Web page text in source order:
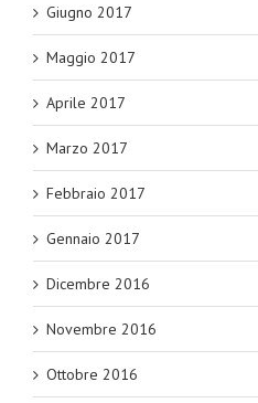
Giugno 2017
Maggio 2017
Aprile 2017
Marzo 2017
Febbraio 2017
Gennaio 2017
Dicembre 2016
Novembre 2016
Ottobre 2016